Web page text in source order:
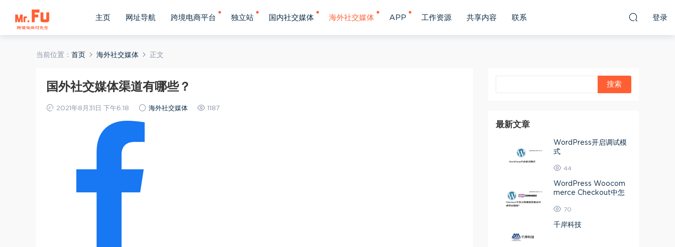
主页 网址导航 跨境电商平台 独立站 国内社交媒体 海外社交媒体 APP 工作资源 共享内容 联系 登录
当前位置： 首页 海外社交媒体 正文
国外社交媒体渠道有哪些？
2021年8月31日 下午6:18 海外社交媒体 1187
最新文章
WordPress开启调试模
式
44
WordPress Woocom
merce Checkout中怎
国家？
70
千岸科技